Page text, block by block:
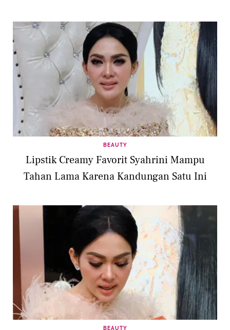
BEAUTY
Lipstik Creamy Favorit Syahrini Mampu
Tahan Lama Karena Kandungan Satu Ini
BEAUTY